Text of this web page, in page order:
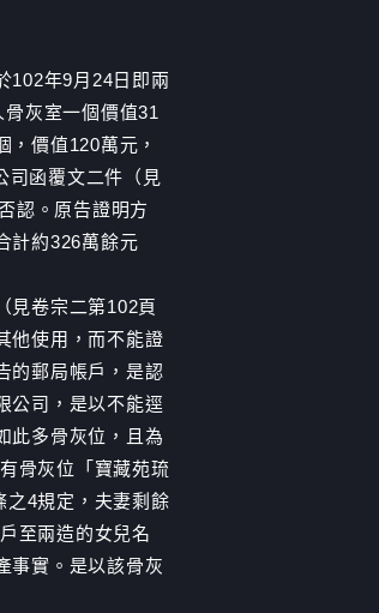
102年9月24日即兩
灰室一個價值31
價值120萬元，
司函覆文二件（見
認。原告證明方
計約326萬餘元
見卷宗二第102頁
他使用，而不能證
的郵局帳戶，是認
公司，是以不能逕
此多骨灰位，且為
骨灰位「寶藏苑琉
之4規定，夫妻剩餘
至兩造的女兒名
事實。是以該骨灰